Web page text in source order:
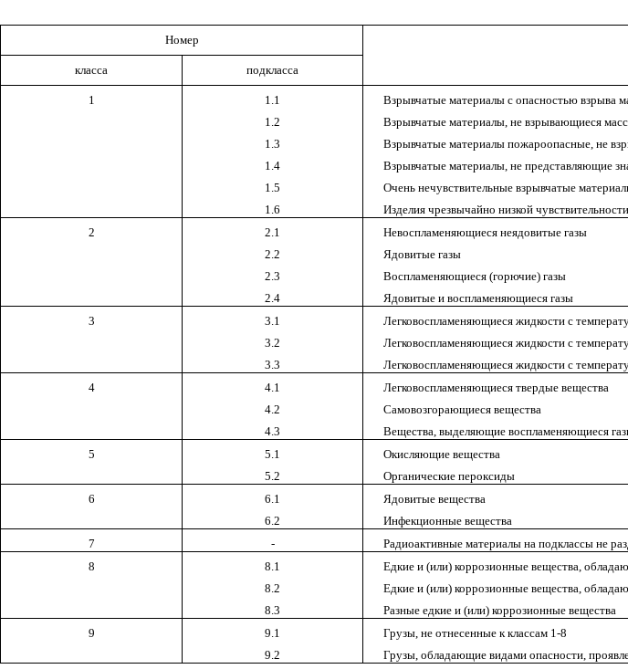
Номер
класса
подкласса
1 1.1
Взрывчатые материалы с опасностью взрыва
1.2
Взрывчатые материалы, не взрывающиеся
1.3
Взрывчатые материалы пожароопасные, не
1.4
Взрывчатые материалы, не представляющие
1.5
Очень нечувствительные взрывчатые
1.6
Изделия чрезвычайно низкой чувствительности
2
2.1
Невоспламеняющиеся неядовитые газы
2.2
Ядовитые газы
2.3
Воспламеняющиеся (горючие) газы
2.4
Ядовитые и воспламеняющиеся газы
3
3.1
Легковоспламеняющиеся жидкости с
3.2
Легковоспламеняющиеся жидкости с
3.3
Легковоспламеняющиеся жидкости с
4
4.1
Легковоспламеняющиеся твердые вещества
4.2
Самовозгорающиеся вещества
4.3
Вещества, выделяющие воспламеняющиеся
5
5.1
Окисляющие вещества
5.2
Органические пероксиды
6
6.1
Ядовитые вещества
6.2
Инфекционные вещества
7
-
Радиоактивные материалы на подклассы не
8
8.1
Едкие и (или) коррозионные вещества,
8.2
Едкие и (или) коррозионные вещества,
8.3
Разные едкие и (или) коррозионные вещества
9
9.1
Грузы, не отнесенные к классам 1-8
9.2
Грузы, обладающие видами опасности,